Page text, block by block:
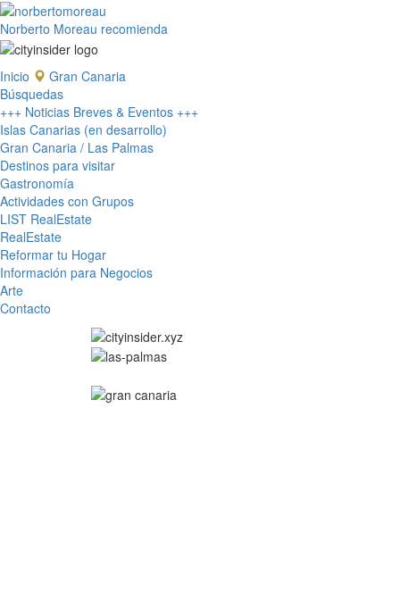
Norberto Moreau recomienda
Inicio
Gran Canaria
Búsquedas
+++ Noticias Breves & Eventos +++
Islas Canarias (en desarrollo)
Gran Canaria / Las Palmas
Destinos para visitar
Gastronomía
Actividades con Grupos
LIST RealEstate
RealEstate
Reformar tu Hogar
Información para Negocios
Arte
Contacto